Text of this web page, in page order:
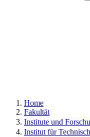
Home
Fakultät
Institute und
Institut für